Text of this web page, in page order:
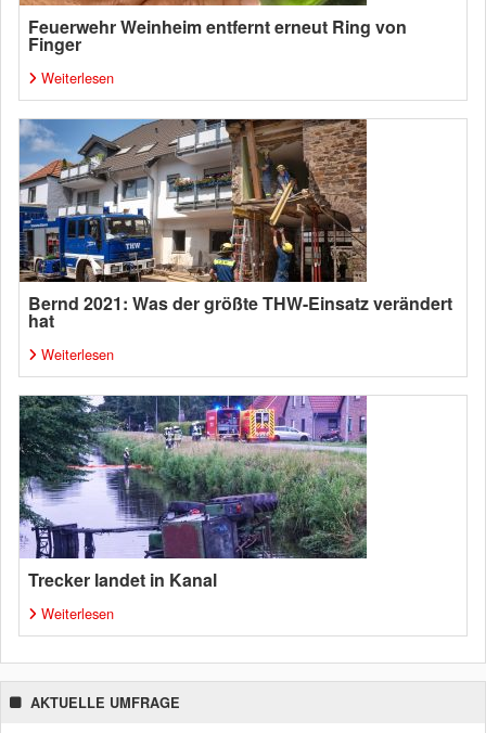
Feuerwehr Weinheim entfernt erneut Ring von
Finger
Weiterlesen
Bernd 2021: Was der größte THW-Einsatz verändert
hat
Weiterlesen
Trecker landet in Kanal
Weiterlesen
AKTUELLE UMFRAGE